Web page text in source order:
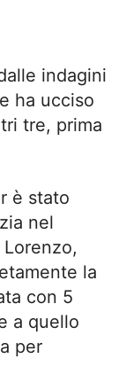
indagini
ha ucciso
tre, prima
è stato
nel
la
con 5
a quello
per